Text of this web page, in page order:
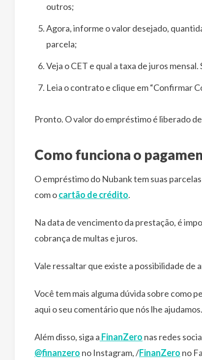
outros;
Agora, informe o valor desejado,
parcela;
Veja o CET e qual a taxa de juros
Leia o contrato e clique em “Confirmar
Pronto. O valor do empréstimo é liberado
Como funciona o
O empréstimo do Nubank tem suas
com ocartão de crédito.
Na data de vencimento da prestação, é
cobrança de multas e juros.
Vale ressaltar que existe a possibilidade de
Você tem mais alguma dúvida sobre como
aqui o seu comentário que nós lhe ajudamos.
Além disso, siga a FinanZero nas redes
@finanzero no Instagram, /FinanZero no